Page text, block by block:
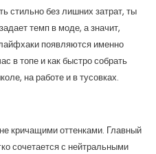
стильно без лишних затрат, ты
темп в моде, а значит,
появляются именно
в топе и как быстро собрать
на работе и в тусовках.
кричащими оттенками. Главный
сочетается с нейтральными